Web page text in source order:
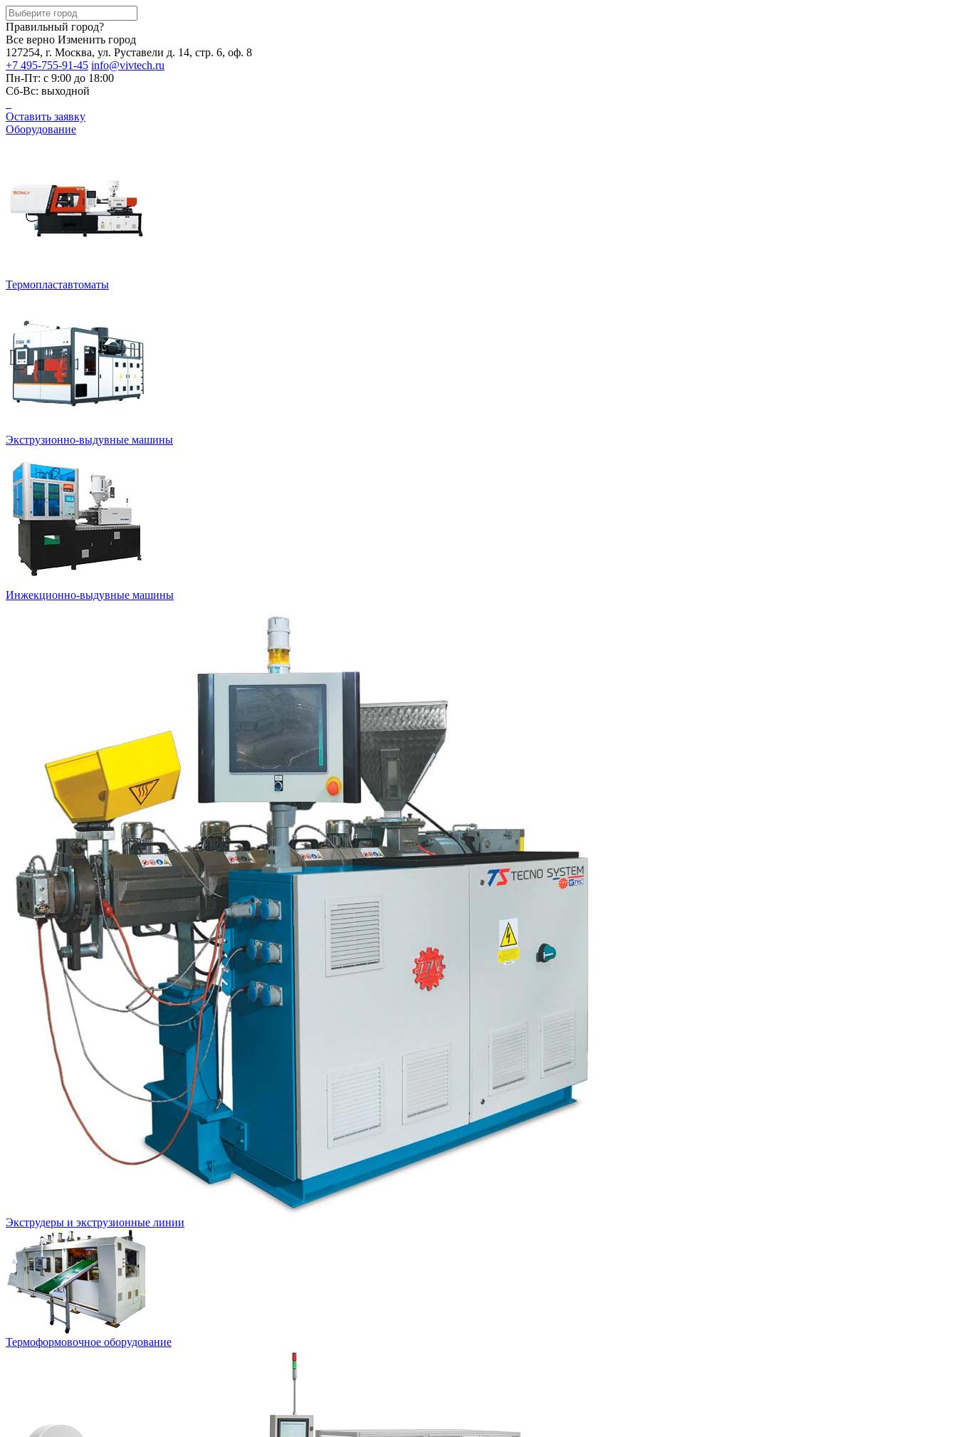
Правильный город?
Все верно Изменить город
127254, г. Москва, ул. Руставели д. 14, стр. 6, оф. 8
+7 495-755-91-45 info@vivtech.ru
Пн-Пт: с 9:00 до 18:00
Сб-Вс: выходной
Оставить заявку
Оборудование
Термопластавтоматы
Экструзионно-выдувные машины
Инжекционно-выдувные машины
Экструдеры и экструзионные линии
Термоформовочное оборудование